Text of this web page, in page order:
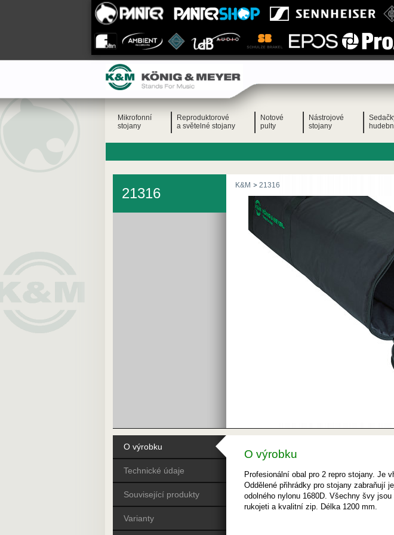
21316 K&M 21316
O výrobku
Technické údaje
Související produkty
Varianty
O výrobku
Profesionální obal pro 2 repro stojany. Je
Oddělené přihrádky pro stojany zabraňují
odolného nylonu 1680D. Všechny švy
rukojeti a kvalitní zip. Délka 1200 mm.
Mikrofonní
stojany
Reproduktorové
a světelné stojany
Notové
pulty
Nástrojové
stojany